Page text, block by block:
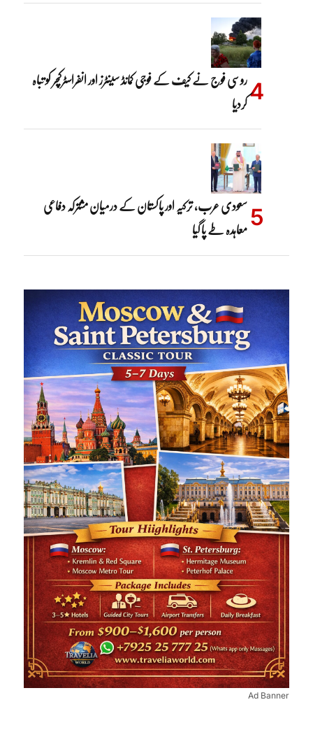
روسی فوج نے کیف کے فوجی کمانڈ سینٹرز اور انفراسٹرکچر کو تباہ
کردیا
سعودی عرب، ترکیہ اور پاکستان کے درمیان مشترکہ دفاعی
معاہدہ طے پا گیا
Ad Banner